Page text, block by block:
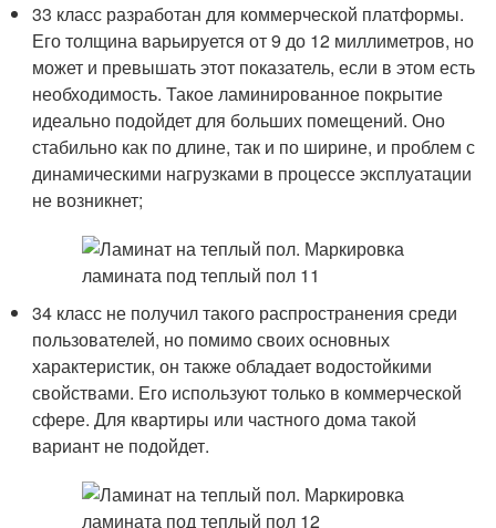
33 класс разработан для коммерческой платформы.
Его толщина варьируется от 9 до 12 миллиметров, но
может и превышать этот показатель, если в этом есть
необходимость. Такое ламинированное покрытие
идеально подойдет для больших помещений. Оно
стабильно как по длине, так и по ширине, и проблем с
динамическими нагрузками в процессе эксплуатации
не возникнет;
34 класс не получил такого распространения среди
пользователей, но помимо своих основных
характеристик, он также обладает водостойкими
свойствами. Его используют только в коммерческой
сфере. Для квартиры или частного дома такой
вариант не подойдет.